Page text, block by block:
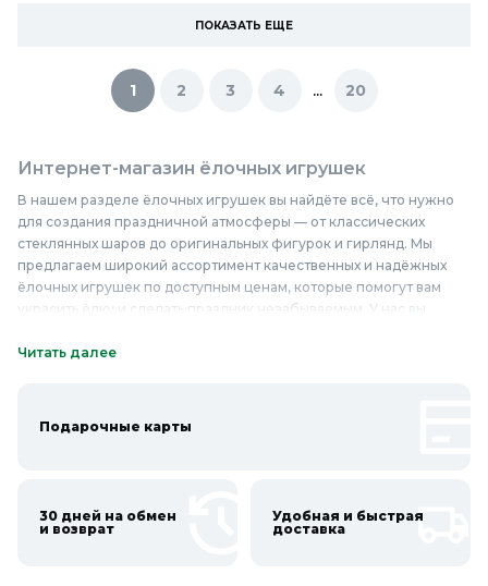
ПОКАЗАТЬ ЕЩЕ
1 2 3 4 ... 20
Интернет-магазин ёлочных игрушек
В нашем разделе ёлочных игрушек вы найдёте всё, что нужно
для создания праздничной атмосферы — от классических
стеклянных шаров до оригинальных фигурок и гирлянд. Мы
предлагаем широкий ассортимент качественных и надёжных
ёлочных игрушек по доступным ценам, которые помогут вам
украсить ёлку и сделать праздник незабываемым. У нас вы
которые отличаются прочностью и долговечностью. Наши
Купить ёлочные игрушки недорого и по выгодной цене можно
Онлайн каталог ёлочных игрушек в Колорлон
Читать далее
Подарочные карты
30 дней на обмен
и возврат
Удобная и быстрая
доставка